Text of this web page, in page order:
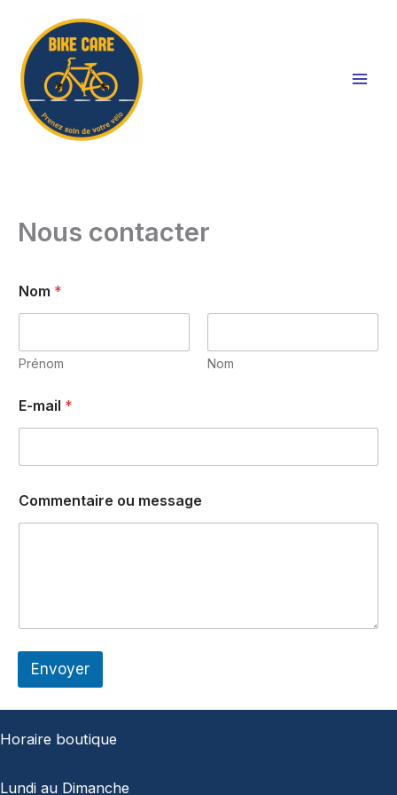
contenu
Nous contacter
Nom *
Prénom Nom
E-mail *
Commentaire ou message
Envoyer
Horaire boutique
Lundi au Dimanche